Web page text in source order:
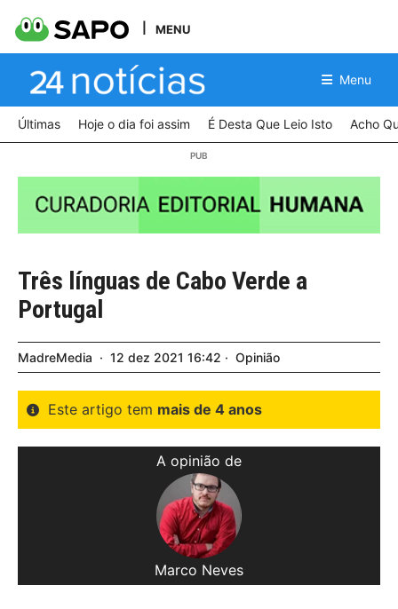
MENU
Menu
Últimas Hoje o dia foi assim É Desta Que Leio Isto Acho
Três línguas de Cabo Verde a
Portugal
MadreMedia 12 dez 2021 16:42 Opinião
Este artigo tem mais de 4 anos
A opinião de
Marco Neves